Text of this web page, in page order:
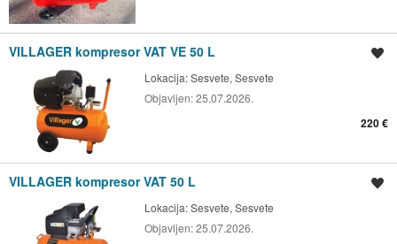
VILLAGER kompresor VAT VE 50 L
Lokacija:Sesvete, Sesvete
Objavljen:25.07.2026.
220 €
VILLAGER kompresor VAT 50 L
Lokacija:Sesvete, Sesvete
Objavljen:25.07.2026.